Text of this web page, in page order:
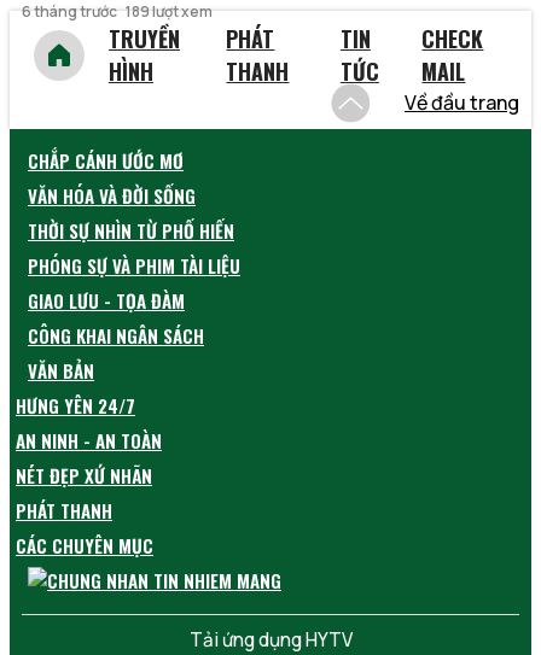
6 tháng trước 189 lượt xem
TRUYỀN
HÌNH
PHÁT
THANH
TIN
TỨC
CHECK
MAIL
Về đầu trang
CHẮP CÁNH ƯỚC MƠ
VĂN HÓA VÀ ĐỜI SỐNG
THỜI SỰ NHÌN TỪ PHỐ HIẾN
PHÓNG SỰ VÀ PHIM TÀI LIỆU
GIAO LƯU - TỌA ĐÀM
CÔNG KHAI NGÂN SÁCH
VĂN BẢN
HƯNG YÊN 24/7
AN NINH - AN TOÀN
NÉT ĐẸP XỨ NHÃN
PHÁT THANH
CÁC CHUYÊN MỤC
Tải ứng dụng HYTV